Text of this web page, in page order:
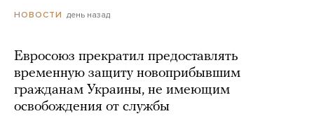
НОВОСТИ день назад
Евросоюз прекратил предоставлять
временную защиту новоприбывшим
гражданам Украины, не имеющим
освобождения от службы